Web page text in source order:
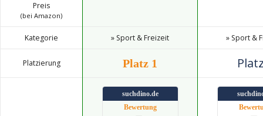
Preis
(bei Amazon)
Kategorie » Sport & Freizeit » Sport &
Platzierung Platz 1
suchdino.de
Bewertung